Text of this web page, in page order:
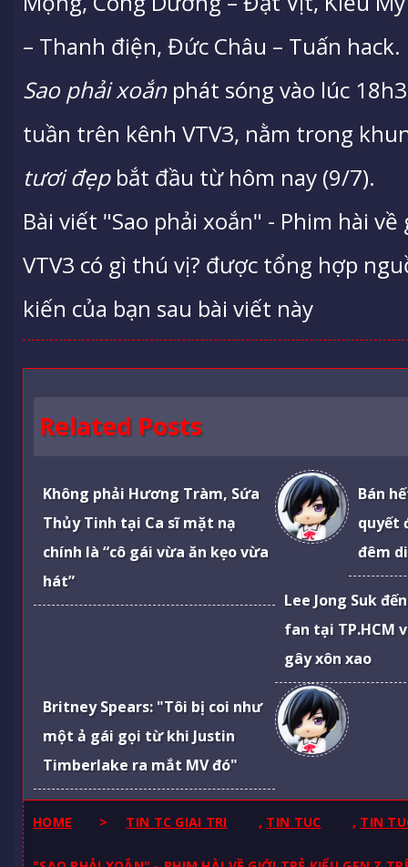
– Thanh điện, Đức Châu – Tuấn hack.
Sao phải xoắnphát sóng vào lúc
tuần trên kênh VTV3, nằm trong
tươi đẹpbắt đầu từ hôm nay (9/7).
Bài viết "Sao phải xoắn" - Phim hài
VTV3 có gì thú vị? được tổng hợp
kiến của bạn sau bài viết này
Related Posts
Không phải Hương Tràm, Sứa
Thủy Tinh tại Ca sĩ mặt nạ
chính là “cô gái vừa ăn kẹo vừa
hát”
Bán
quyết
đêm
Lee Jong Suk
fan tại TP.HCM
gây xôn xao
Britney Spears: "Tôi bị coi như
một ả gái gọi từ khi Justin
Timberlake ra mắt MV đó"
HOME > TIN TC GIAI TRI , TIN TUC , TIN